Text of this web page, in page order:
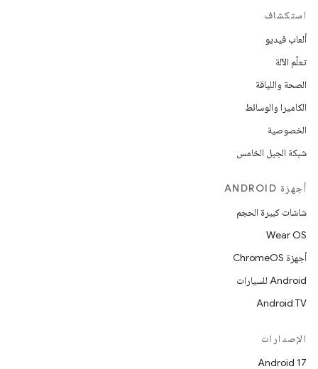
استكشاف
ألعاب فيديو
تعلُم الآلة
الصحة واللياقة
الكاميرا والوسائط
الخصوصية
شبكة الجيل الخامس
أجهزة ANDROID
شاشات كبيرة الحجم
Wear OS
أجهزة ChromeOS
Android للسيارات
Android TV
الإصدارات
Android 17